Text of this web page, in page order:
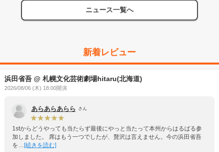
ニュース一覧へ
新着レビュー
浜田省吾 @ 札幌文化芸術劇場hitaru(北海道)
2026/08/06 (木) 18:00開演
あらあらあらら さん
1stからどうやっても当たらず最後にやっと当たって本州からはるばる参
加しました。 席はもう一つでしたが、贅沢は言えません。今の浜田省吾
を…[続きを読む]